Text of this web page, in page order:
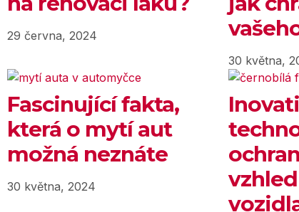
29 června, 2024
30 května,
Fascinující fakta,
která o mytí aut
možná neznáte
30 května, 2024